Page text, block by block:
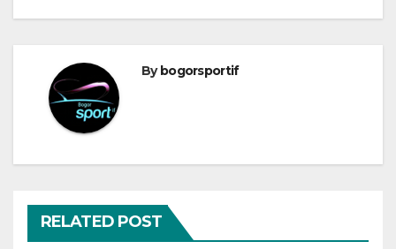
Bybogorsportif
RELATED POST